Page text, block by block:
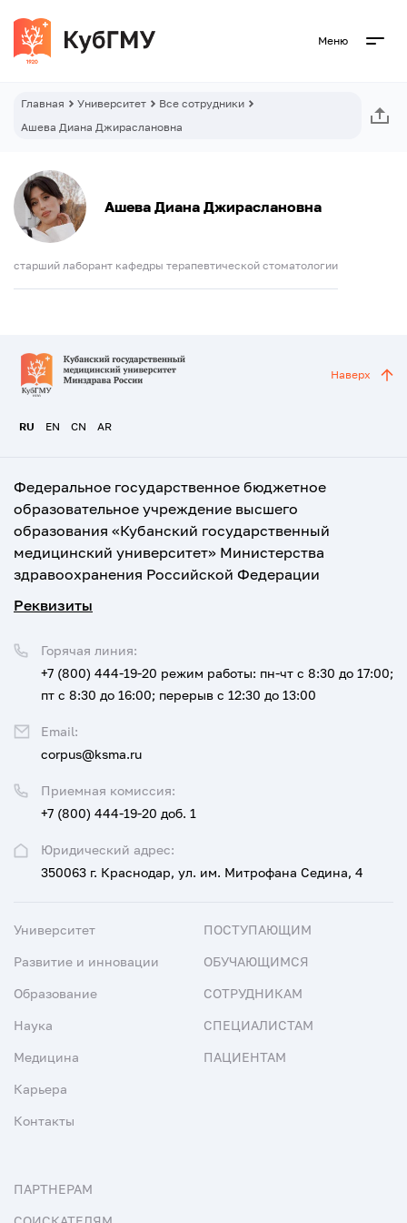
Меню
Главная Университет
Все сотрудники
Ашева Диана Джираслановна
Ашева Диана Джираслановна
старший лаборант кафедры терапевтической стоматологии
RU EN CN AR
Наверх
Федеральное государственное бюджетное
образовательное учреждение высшего
образования «Кубанский государственный
медицинский университет» Министерства
здравоохранения Российской Федерации
Реквизиты
Юридический адрес:
350063 г. Краснодар, ул. им. Митрофана Седина, 4
Приемная комиссия:
+7 (800) 444-19-20 доб. 1
Горячая линия:
+7 (800) 444-19-20 режим работы: пн-чт с 8:30 до 17:00;
пт с 8:30 до 16:00; перерыв с 12:30 до 13:00
Email:
corpus@ksma.ru
Университет
Развитие и инновации
Образование
Наука
Медицина
Карьера
Контакты
ПОСТУПАЮЩИМ
ОБУЧАЮЩИМСЯ
СОТРУДНИКАМ
СПЕЦИАЛИСТАМ
ПАЦИЕНТАМ
ПАРТНЕРАМ